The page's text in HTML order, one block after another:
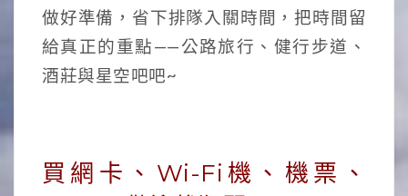
做好準備，省下排隊入關時間，把時間留
給真正的重點——公路旅行、健行步道、
酒莊與星空吧吧~
買網卡、Wi-Fi機、機票、